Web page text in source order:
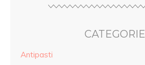
CATEGORIE
Antipasti